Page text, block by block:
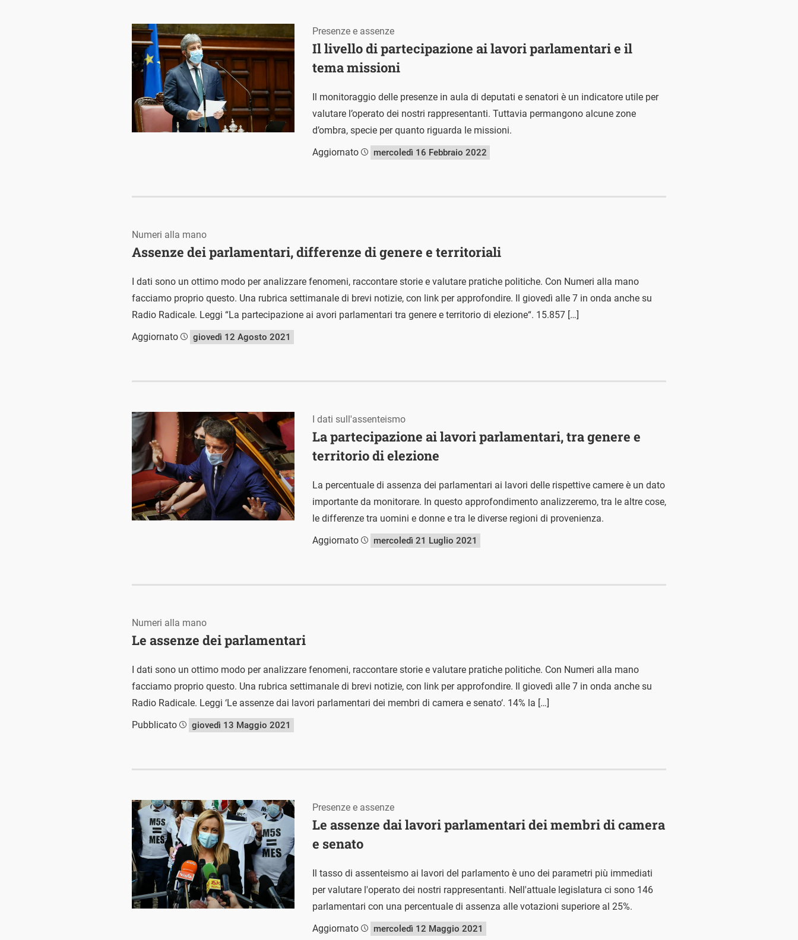
Il livello di partecipazione ai lavori parlamentari e il
tema missioni
Presenze e assenze
Il monitoraggio delle presenze in aula di deputati e senatori è un indicatore utile per
valutare l’operato dei nostri rappresentanti. Tuttavia permangono alcune zone
d’ombra, specie per quanto riguarda le missioni.
Aggiornato
mercoledì 16 Febbraio 2022
Assenze dei parlamentari, differenze di genere e territoriali
Numeri alla mano
I dati sono un ottimo modo per analizzare fenomeni, raccontare storie e valutare pratiche politiche. Con Numeri alla mano
facciamo proprio questo. Una rubrica settimanale di brevi notizie, con link per approfondire. Il giovedì alle 7 in onda anche su
Radio Radicale. Leggi “La partecipazione ai avori parlamentari tra genere e territorio di elezione“. 15.857 […]
Aggiornato
giovedì 12 Agosto 2021
La partecipazione ai lavori parlamentari, tra genere e
territorio di elezione
I dati sull'assenteismo
La percentuale di assenza dei parlamentari ai lavori delle rispettive camere è un dato
importante da monitorare. In questo approfondimento analizzeremo, tra le altre cose,
le differenze tra uomini e donne e tra le diverse regioni di provenienza.
Aggiornato
mercoledì 21 Luglio 2021
Le assenze dei parlamentari
Numeri alla mano
I dati sono un ottimo modo per analizzare fenomeni, raccontare storie e valutare pratiche politiche. Con Numeri alla mano
facciamo proprio questo. Una rubrica settimanale di brevi notizie, con link per approfondire. Il giovedì alle 7 in onda anche su
Radio Radicale. Leggi ‘Le assenze dai lavori parlamentari dei membri di camera e senato‘. 14% la […]
Pubblicato
giovedì 13 Maggio 2021
Le assenze dai lavori parlamentari dei membri di camera
e senato
Presenze e assenze
Il tasso di assenteismo ai lavori del parlamento è uno dei parametri più immediati
per valutare l'operato dei nostri rappresentanti. Nell'attuale legislatura ci sono 146
parlamentari con una percentuale di assenza alle votazioni superiore al 25%.
Aggiornato
mercoledì 12 Maggio 2021